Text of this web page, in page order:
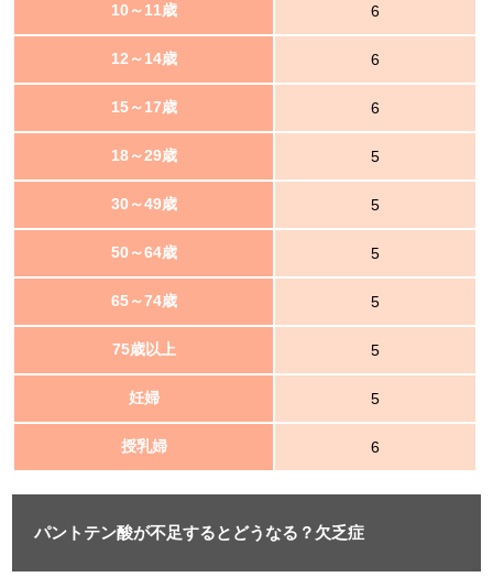
10～11歳 6
12～14歳 6
15～17歳 6
18～29歳 5
30～49歳 5
50～64歳 5
65～74歳 5
75歳以上 5
妊婦 5
授乳婦 6
パントテン酸が不足するとどうなる？欠乏症